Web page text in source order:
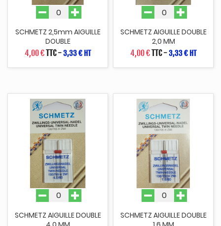
SCHMETZ 2,5mm AIGUILLE
DOUBLE
4,00 €TTC-3,33 € HT
SCHMETZ AIGUILLE DOUBLE
2,0 MM
4,00 €TTC-3,33 € HT
SCHMETZ AIGUILLE DOUBLE
SCHMETZ AIGUILLE DOUBLE